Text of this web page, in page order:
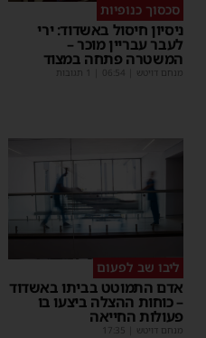
סכסוך כנופיות
ניסיון חיסול באשדוד: ירי
לעבר עבריין מוכר –
המשטרה פתחה במצוד
מנחם דויטש 06:54
ליבו שב לפעום
אדם התמוטט בביתו באשדוד
– כוחות ההצלה ביצעו בו
פעולות החייאה
מנחם דויטש 17:35